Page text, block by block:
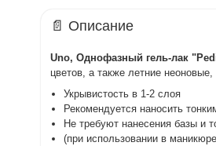
📄 Описание
Uno, Однофазный гель-лак
цветов, а также летние
Укрывистость в 1-2 слоя
Рекомендуется наносить
Не требуют нанесения базы и
(при использовании в